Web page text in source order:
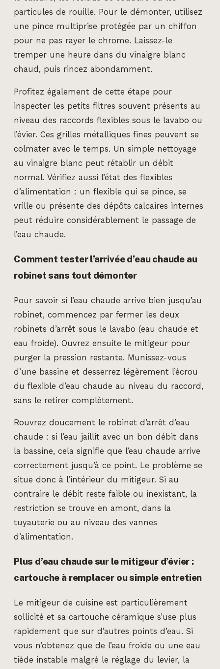
particules de rouille. Pour le démonter, utilisez
une pince multiprise protégée par un chiffon
pour ne pas rayer le chrome. Laissez-le
tremper une heure dans du vinaigre blanc
chaud, puis rincez abondamment.
Profitez également de cette étape pour
inspecter les petits filtres souvent présents au
niveau des raccords flexibles sous le lavabo ou
l’évier. Ces grilles métalliques fines peuvent se
colmater avec le temps. Un simple nettoyage
au vinaigre blanc peut rétablir un débit
normal. Vérifiez aussi l’état des flexibles
d’alimentation : un flexible qui se pince, se
vrille ou présente des dépôts calcaires internes
peut réduire considérablement le passage de
l’eau chaude.
Comment tester l’arrivée d’eau chaude au
robinet sans tout démonter
Pour savoir si l’eau chaude arrive bien jusqu’au
robinet, commencez par fermer les deux
robinets d’arrêt sous le lavabo (eau chaude et
eau froide). Ouvrez ensuite le mitigeur pour
purger la pression restante. Munissez-vous
d’une bassine et desserrez légèrement l’écrou
du flexible d’eau chaude au niveau du raccord,
sans le retirer complètement.
Rouvrez doucement le robinet d’arrêt d’eau
chaude : si l’eau jaillit avec un bon débit dans
la bassine, cela signifie que l’eau chaude arrive
correctement jusqu’à ce point. Le problème se
situe donc à l’intérieur du mitigeur. Si au
contraire le débit reste faible ou inexistant, la
restriction se trouve en amont, dans la
tuyauterie ou au niveau des vannes
d’alimentation.
Plus d’eau chaude sur le mitigeur d’évier :
cartouche à remplacer ou simple entretien
Le mitigeur de cuisine est particulièrement
sollicité et sa cartouche céramique s’use plus
rapidement que sur d’autres points d’eau. Si
vous n’obtenez que de l’eau froide ou une eau
tiède instable malgré le réglage du levier, la